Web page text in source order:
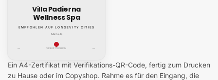
Villa Padierna
Wellness Spa
EMPFOHLEN AUF LONGEVITY CITIES
Marbella
— VERIFIZIEREN —
Ein A4-Zertifikat mit Verifikations-QR-Code, fertig zum Drucken
zu Hause oder im Copyshop. Rahme es für den Eingang, die